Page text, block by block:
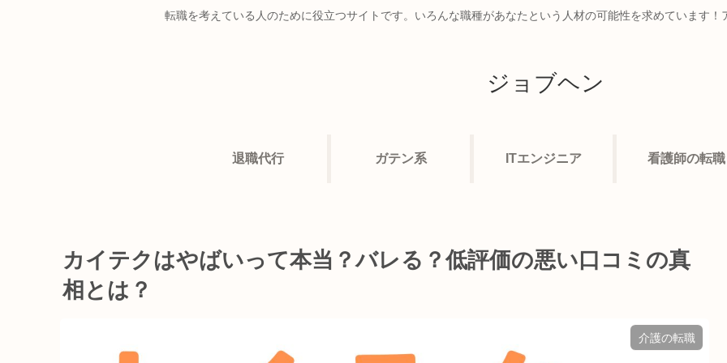
転職を考えている人のために役立つサイトです。いろんな職種があなたという人材の可能性を求めています
ジョブヘン
退職代行 ガテン系 ITエンジニア 看護師の転職
カイテクはやばいって本当？バレる？低評価の悪い口コミの真
相とは？
介護の転職